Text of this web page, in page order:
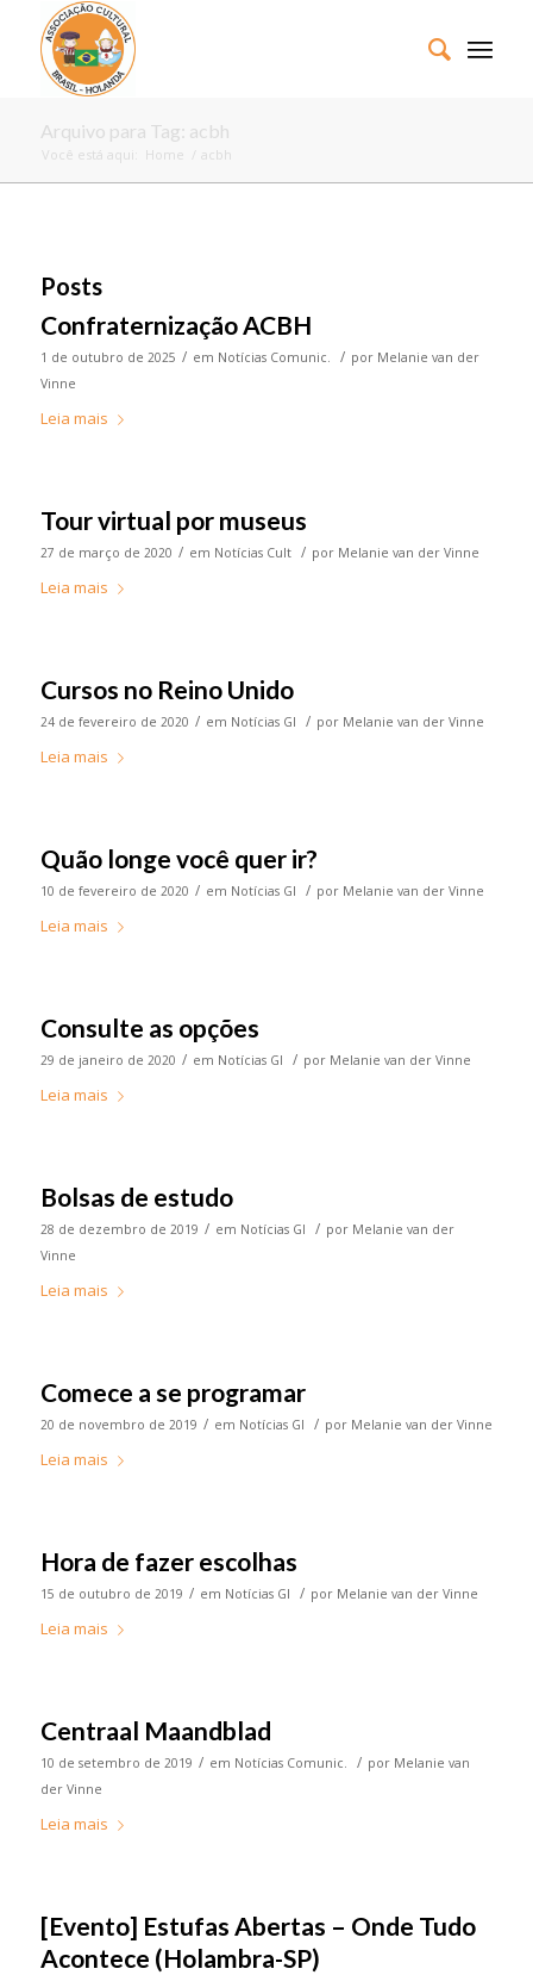
Arquivo para Tag: acbh
Você está aqui: Home / acbh
Posts
Confraternização ACBH
1 de outubro de 2025 / em Notícias Comunic. / por Melanie van der
Vinne
Leia mais
Tour virtual por museus
27 de março de 2020 / em Notícias Cult / por Melanie van der Vinne
Leia mais
Cursos no Reino Unido
24 de fevereiro de 2020 / em Notícias GI / por Melanie van der Vinne
Leia mais
Quão longe você quer ir?
10 de fevereiro de 2020 / em Notícias GI / por Melanie van der Vinne
Leia mais
Consulte as opções
29 de janeiro de 2020 / em Notícias GI / por Melanie van der Vinne
Leia mais
Bolsas de estudo
28 de dezembro de 2019 / em Notícias GI / por Melanie van der
Vinne
Leia mais
Comece a se programar
20 de novembro de 2019 / em Notícias GI / por Melanie van der Vinne
Leia mais
Hora de fazer escolhas
15 de outubro de 2019 / em Notícias GI / por Melanie van der Vinne
Leia mais
Centraal Maandblad
10 de setembro de 2019 / em Notícias Comunic. / por Melanie van
der Vinne
Leia mais
[Evento] Estufas Abertas – Onde Tudo
Acontece (Holambra-SP)